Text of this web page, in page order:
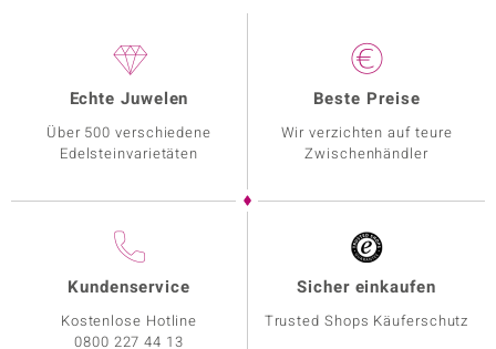
Echte Juwelen
Über 500 verschiedene
Edelsteinvarietäten
Beste Preise
Wir verzichten auf teure
Zwischenhändler
Kundenservice
Kostenlose Hotline
0800 227 44 13
Sicher einkaufen
Trusted Shops Käuferschutz